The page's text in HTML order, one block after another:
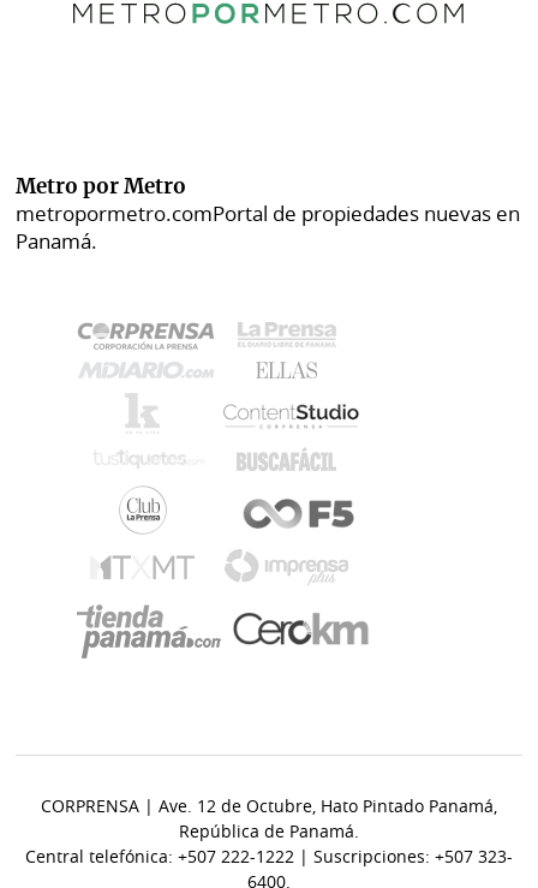
Metro por Metro
metropormetro.comPortal de propiedades nuevas en
Panamá.
CORPRENSA | Ave. 12 de Octubre, Hato Pintado Panamá,
República de Panamá.
Central telefónica: +507 222-1222 | Suscripciones: +507 323-
6400.